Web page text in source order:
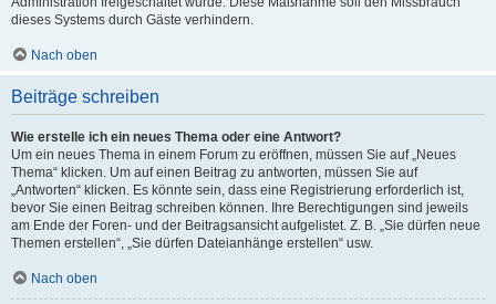
dieses Systems durch Gäste verhindern.
Nach oben
Beiträge schreiben
Wie erstelle ich ein neues Thema oder eine Antwort?
Um ein neues Thema in einem Forum zu eröffnen, müssen Sie auf „Neues
Thema“ klicken. Um auf einen Beitrag zu antworten, müssen Sie auf
„Antworten“ klicken. Es könnte sein, dass eine Registrierung erforderlich ist,
bevor Sie einen Beitrag schreiben können. Ihre Berechtigungen sind jeweils
am Ende der Foren- und der Beitragsansicht aufgelistet. Z. B. „Sie dürfen neue
Themen erstellen“, „Sie dürfen Dateianhänge erstellen“ usw.
Nach oben